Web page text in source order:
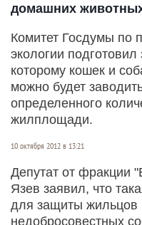
домашних
Комитет Госдумы по
экологии подготовил
которому кошек и
можно будет
определенного
жилплощади.
10 октября 2012 в 13:21
Депутат от фракции
Язев заявил, что
для защиты жильцов
недобросовестных